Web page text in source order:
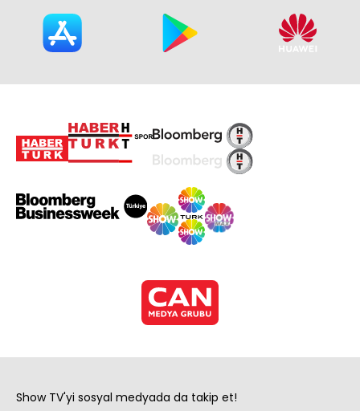
Show TV'yi sosyal medyada da takip et!